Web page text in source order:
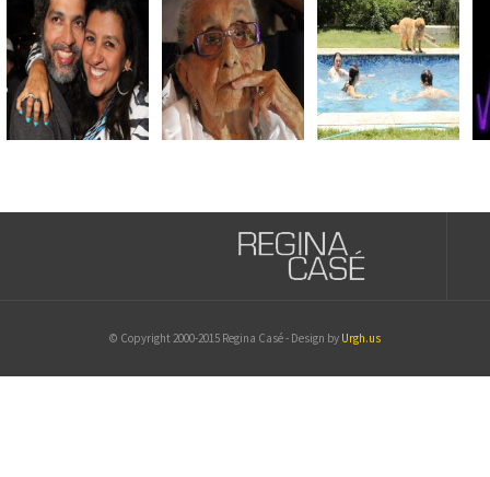
© Copyright 2000-2015 Regina Casé - Design by Urgh.us